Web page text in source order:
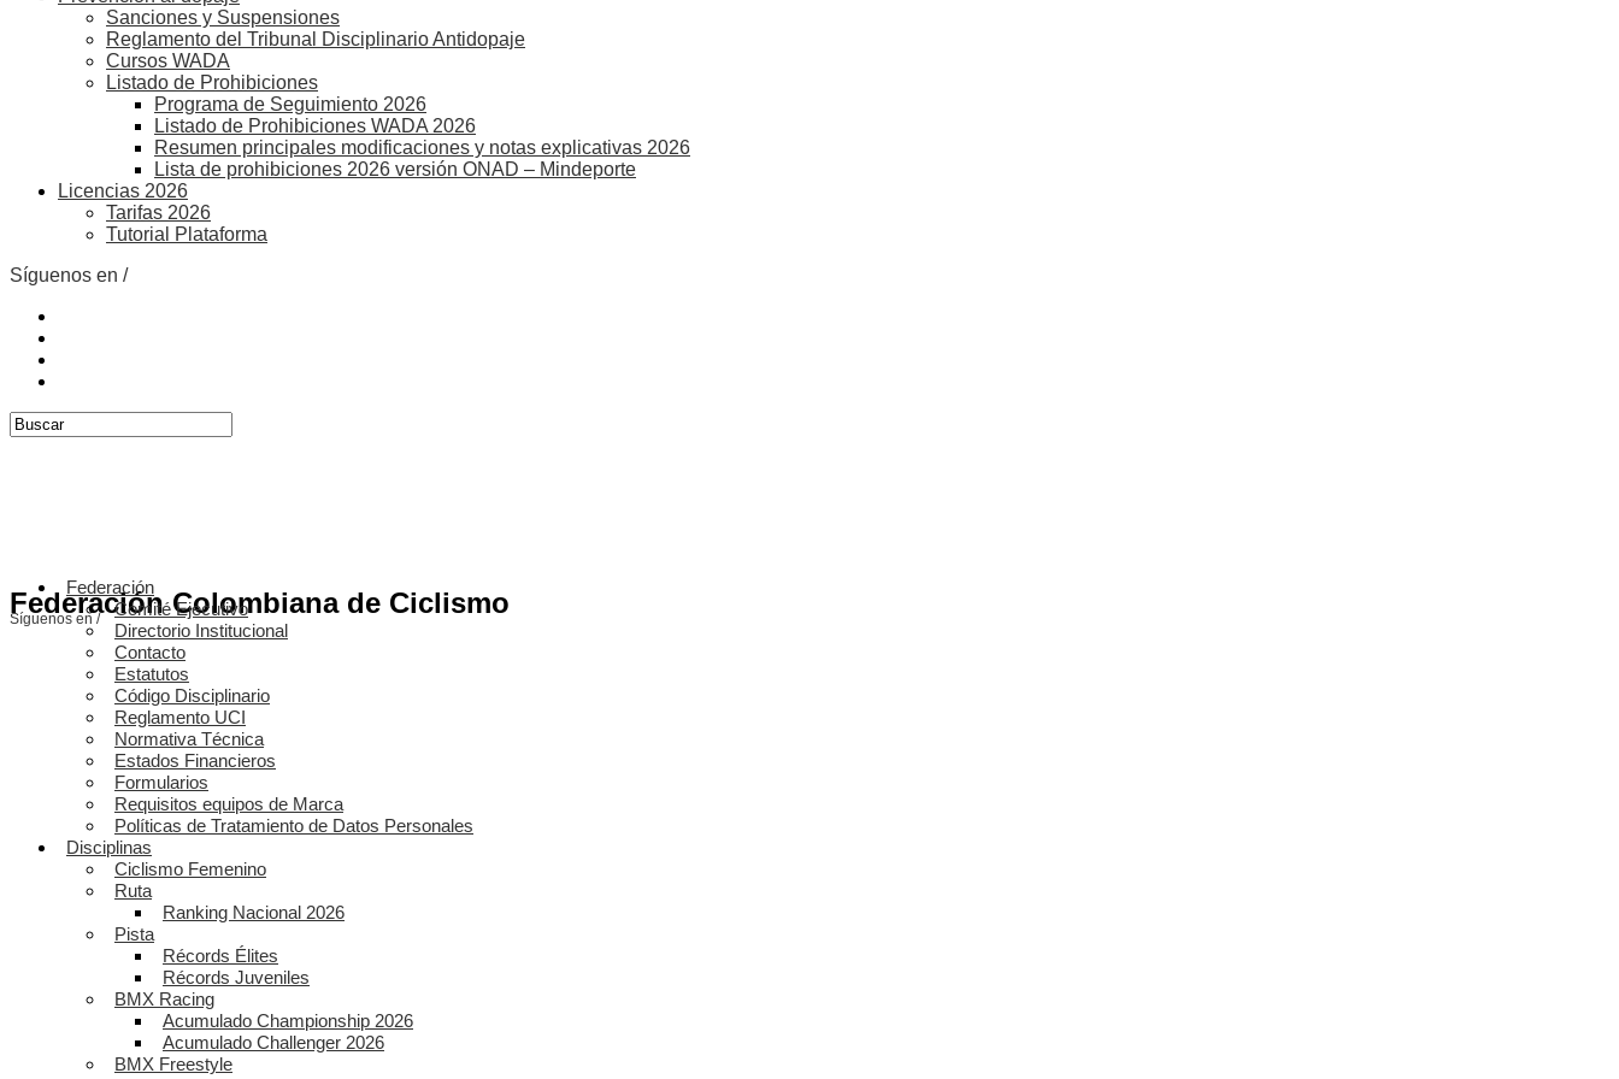
Sanciones y Suspensiones
Reglamento del Tribunal Disciplinario Antidopaje
Cursos WADA
Listado de Prohibiciones
Programa de Seguimiento 2026
Listado de Prohibiciones WADA 2026
Resumen principales modificaciones y notas explicativas 2026
Lista de prohibiciones 2026 versión ONAD – Mindeporte
Licencias 2026
Tarifas 2026
Tutorial Plataforma
Síguenos en /
Federación Colombiana de Ciclismo
Síguenos en /
Federación
Comité Ejecutivo
Directorio Institucional
Contacto
Estatutos
Código Disciplinario
Reglamento UCI
Normativa Técnica
Estados Financieros
Formularios
Requisitos equipos de Marca
Políticas de Tratamiento de Datos Personales
Disciplinas
Ciclismo Femenino
Ruta
Ranking Nacional 2026
Pista
Récords Élites
Récords Juveniles
BMX Racing
Acumulado Championship 2026
Acumulado Challenger 2026
BMX Freestyle